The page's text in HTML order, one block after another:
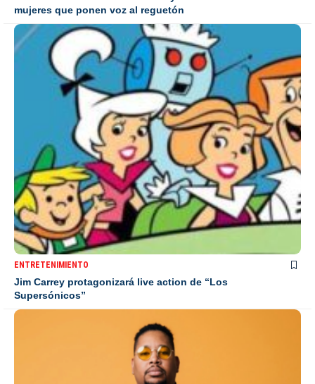
mujeres que ponen voz al reguetón
ENTRETENIMIENTO
Jim Carrey protagonizará live action de “Los
Supersónicos”